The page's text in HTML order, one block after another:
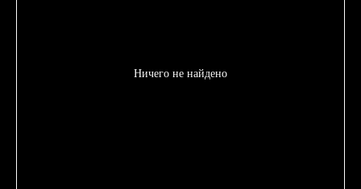
Ничего не найдено